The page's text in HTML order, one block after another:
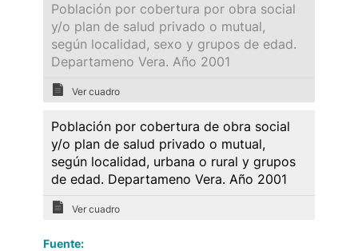
Población por cobertura por obra social
y/o plan de salud privado o mutual,
según localidad, sexo y grupos de edad.
Departameno Vera. Año 2001
Ver cuadro
Población por cobertura de obra social
y/o plan de salud privado o mutual,
según localidad, urbana o rural y grupos
de edad. Departameno Vera. Año 2001
Ver cuadro
Fuente: